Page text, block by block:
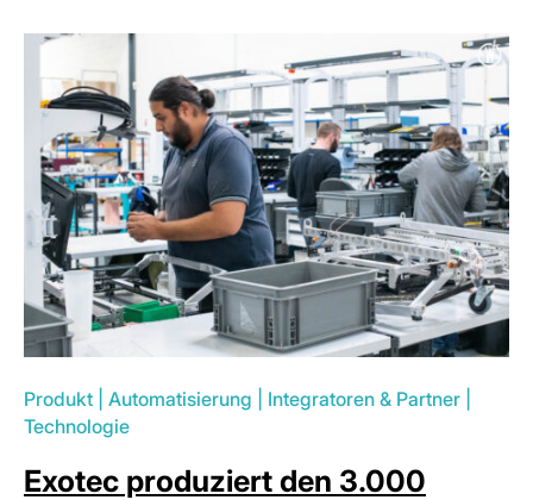
Produkt Automatisierung Integratoren & Partner
Technologie
Exotec produziert den 3.000